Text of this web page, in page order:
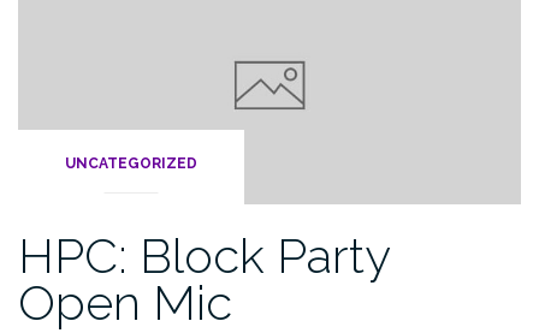
UNCATEGORIZED
HPC: Block Party
Open Mic